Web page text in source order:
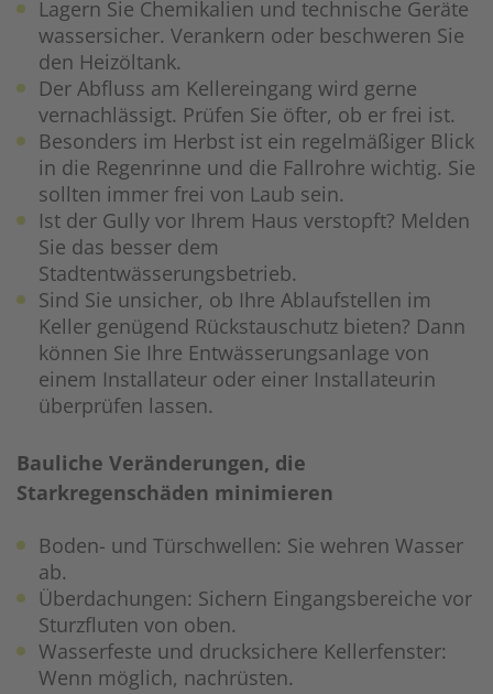
Lagern Sie Chemikalien und technische Geräte
wassersicher. Verankern oder beschweren Sie
den Heizöltank.
Der Abfluss am Kellereingang wird gerne
vernachlässigt. Prüfen Sie öfter, ob er frei ist.
Besonders im Herbst ist ein regelmäßiger Blick
in die Regenrinne und die Fallrohre wichtig. Sie
sollten immer frei von Laub sein.
Ist der Gully vor Ihrem Haus verstopft? Melden
Sie das besser dem
Stadtentwässerungsbetrieb.
Sind Sie unsicher, ob Ihre Ablaufstellen im
Keller genügend Rückstauschutz bieten? Dann
können Sie Ihre Entwässerungsanlage von
einem Installateur oder einer Installateurin
überprüfen lassen.
Bauliche Veränderungen, die
Starkregenschäden minimieren
Boden- und Türschwellen: Sie wehren Wasser
ab.
Überdachungen: Sichern Eingangsbereiche vor
Sturzfluten von oben.
Wasserfeste und drucksichere Kellerfenster:
Wenn möglich, nachrüsten.